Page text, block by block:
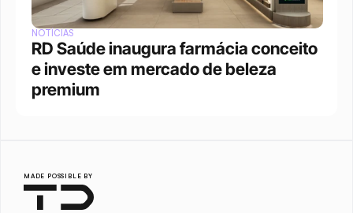
NOTÍCIAS
RD Saúde inaugura farmácia conceito
e investe em mercado de beleza
premium
MADE POSSIBLE BY